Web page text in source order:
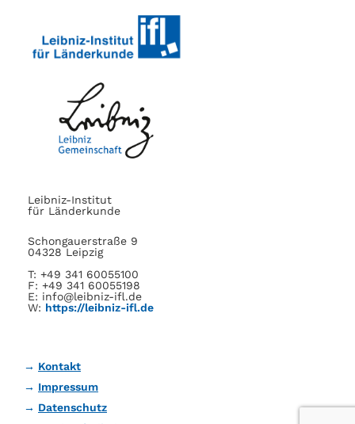
Leibniz-Institut
für Länderkunde
Schongauerstraße 9
04328 Leipzig
T: +49 341 60055100
F: +49 341 60055198
E: info@leibniz-ifl.de
W: https://leibniz-ifl.de
Kontakt
Impressum
Datenschutz